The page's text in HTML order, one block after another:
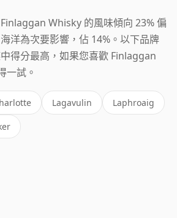
Whisky 的風味傾向 23% 偏
洋為次要影響，佔 14%。以下品牌
得分最高，如果您喜歡 Finlaggan
一試。
Lagavulin Laphroaig